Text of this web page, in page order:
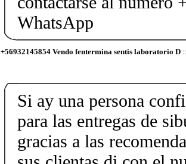
WhatsApp
+56932145854 Vendo fentermina sentis laboratorio D::
Si ay una persona
para las entregas de
gracias a las